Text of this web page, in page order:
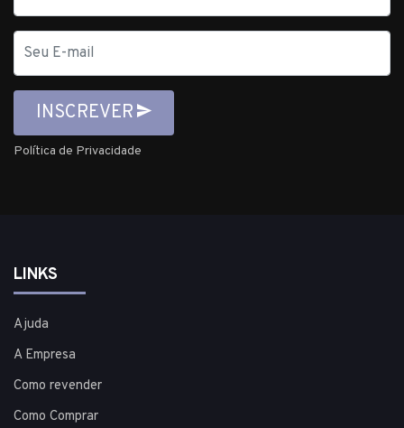
mail
INSCREVER
Política de Privacidade
LINKS
Ajuda
A Empresa
Como revender
Como Comprar